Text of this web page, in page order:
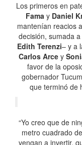
Los primeros en
Fama y Daniel
mantenían reacios
decisión, sumada
Edith Terenzi– y a
Carlos Arce y
favor de la
gobernador
que terminó de
“Yo creo que de
metro cuadrado
vengan a invertir,